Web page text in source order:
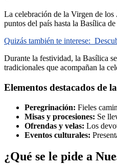
La celebración de la Virgen de los
puntos del país hasta la Basílica
Quizás también te interese:
Durante la festividad, la Basílica
tradicionales que acompañan la
Elementos destacados de
Peregrinación: Fieles
Misas y procesiones: Se
Ofrendas y velas: Los
Eventos culturales:
¿Qué se le pide a